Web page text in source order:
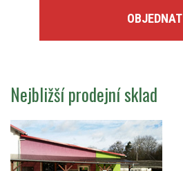
OBJEDNAT
Nejbližší prodejní sklad